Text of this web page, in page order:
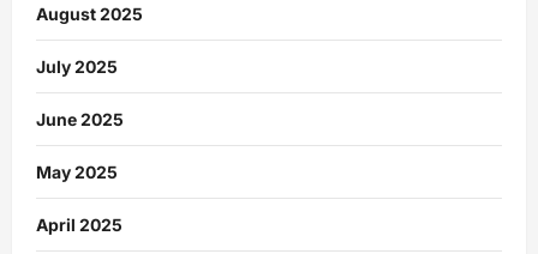
August 2025
July 2025
June 2025
May 2025
April 2025